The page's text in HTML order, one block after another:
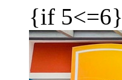
{if 5<=6}